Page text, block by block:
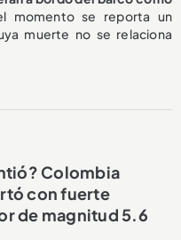
momento se reporta un
muerte no se relaciona
Colombia
con fuerte
de magnitud 5.6